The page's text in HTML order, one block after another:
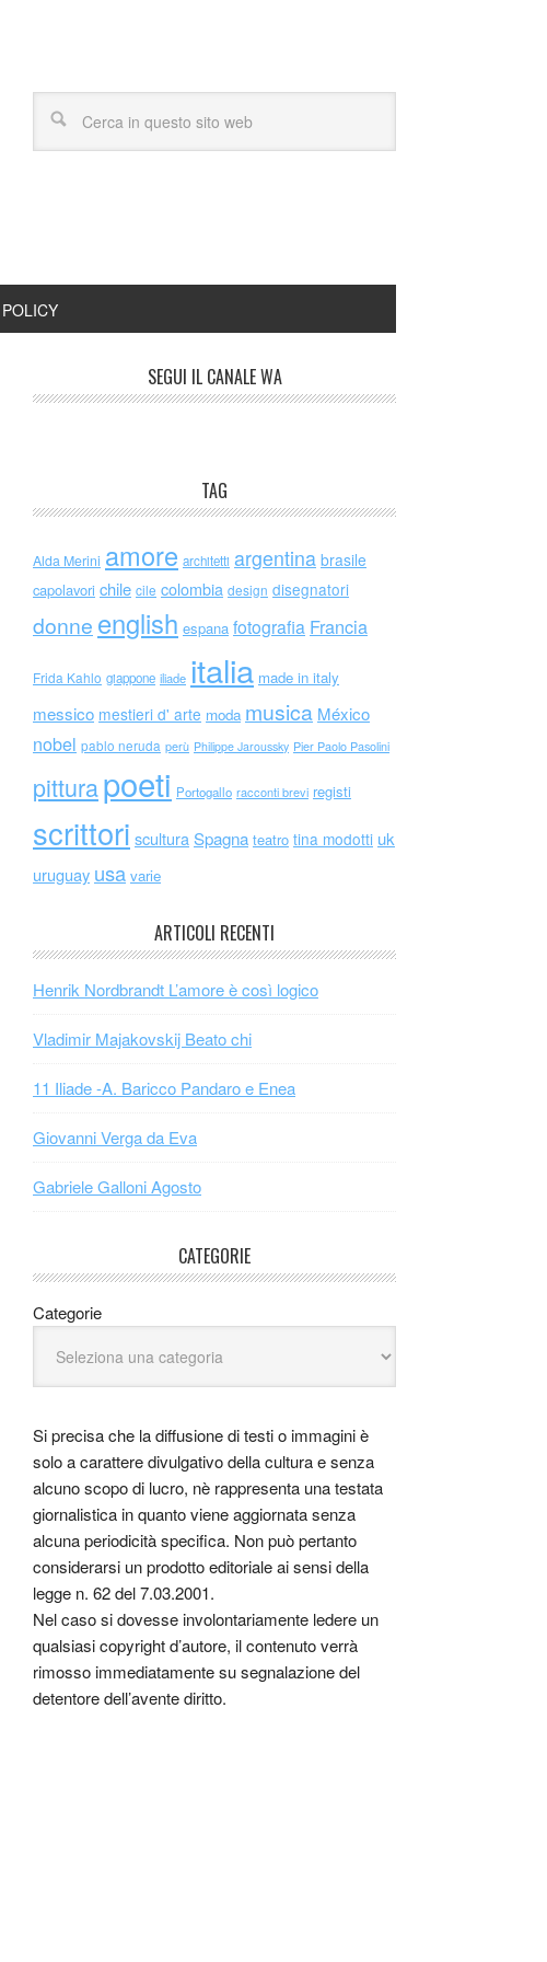
SEGUI IL CANALE WA
TAG
Alda Merini amore architetti argentina brasile
capolavori chile cile colombia design disegnatori
donne english espana fotografia Francia
Frida Kahlo giappone iliade italia made in italy
messico mestieri d' arte moda musica México
nobel pablo neruda perù Philippe Jaroussky Pier Paolo Pasolini
pitturapoeti Portogallo racconti brevi registi
scrittori scultura Spagna teatro tina modotti uk
uruguay usa varie
ARTICOLI RECENTI
Henrik Nordbrandt L’amore è così logico
Vladimir Majakovskij Beato chi
11 Iliade -A. Baricco Pandaro e Enea
Giovanni Verga da Eva
Gabriele Galloni Agosto
CATEGORIE
Categorie
Si precisa che la diffusione di testi o immagini è
solo a carattere divulgativo della cultura e senza
alcuno scopo di lucro, nè rappresenta una testata
giornalistica in quanto viene aggiornata senza
alcuna periodicità specifica. Non può pertanto
considerarsi un prodotto editoriale ai sensi della
legge n. 62 del 7.03.2001.
Nel caso si dovesse involontariamente ledere un
qualsiasi copyright d’autore, il contenuto verrà
rimosso immediatamente su segnalazione del
detentore dell’avente diritto.